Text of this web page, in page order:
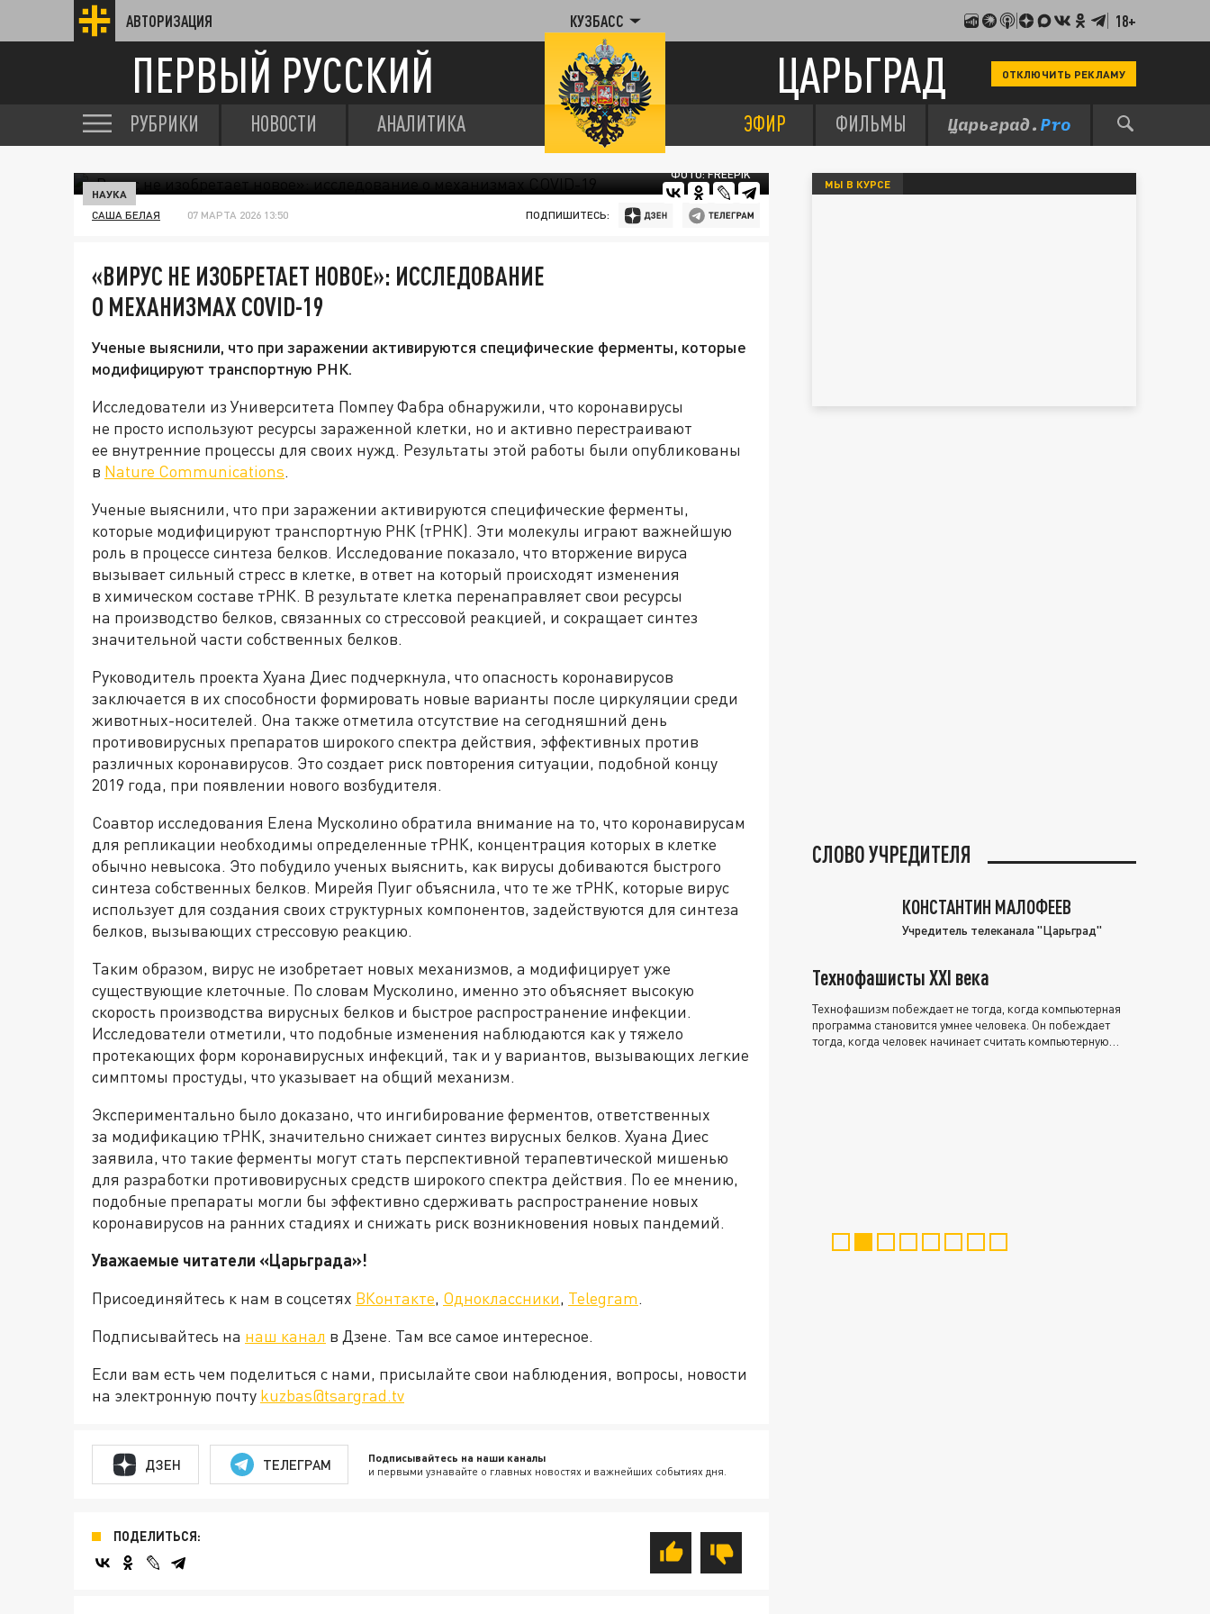
АВТОРИЗАЦИЯ КУЗБАСС 18+
ПЕРВЫЙ РУССКИЙ ЦАРЬГРАД ОТКЛЮЧИТЬ РЕКЛАМУ
РУБРИКИ НОВОСТИ АНАЛИТИКА ЭФИР ФИЛЬМЫ
ФОТО: FREEPIK
НАУКА
САША БЕЛАЯ 07 МАРТА 2026 13:50 ПОДПИШИТЕСЬ:
«ВИРУС НЕ ИЗОБРЕТАЕТ НОВОЕ»: ИССЛЕДОВАНИЕ
О МЕХАНИЗМАХ COVID-19
Ученые выяснили, что при заражении активируются специфические ферменты, которые
модифицируют транспортную РНК.
Исследователи из Университета Помпеу Фабра обнаружили, что коронавирусы
не просто используют ресурсы зараженной клетки, но и активно перестраивают
ее внутренние процессы для своих нужд. Результаты этой работы были опубликованы
в Nature Communications.
Ученые выяснили, что при заражении активируются специфические ферменты,
которые модифицируют транспортную РНК (тРНК). Эти молекулы играют важнейшую
роль в процессе синтеза белков. Исследование показало, что вторжение вируса
вызывает сильный стресс в клетке, в ответ на который происходят изменения
в химическом составе тРНК. В результате клетка перенаправляет свои ресурсы
на производство белков, связанных со стрессовой реакцией, и сокращает синтез
значительной части собственных белков.
Руководитель проекта Хуана Диес подчеркнула, что опасность коронавирусов
заключается в их способности формировать новые варианты после циркуляции среди
животных-носителей. Она также отметила отсутствие на сегодняшний день
противовирусных препаратов широкого спектра действия, эффективных против
различных коронавирусов. Это создает риск повторения ситуации, подобной концу
2019 года, при появлении нового возбудителя.
Соавтор исследования Елена Мусколино обратила внимание на то, что коронавирусам
для репликации необходимы определенные тРНК, концентрация которых в клетке
обычно невысока. Это побудило ученых выяснить, как вирусы добиваются быстрого
синтеза собственных белков. Мирейя Пуиг объяснила, что те же тРНК, которые вирус
использует для создания своих структурных компонентов, задействуются для синтеза
белков, вызывающих стрессовую реакцию.
Таким образом, вирус не изобретает новых механизмов, а модифицирует уже
существующие клеточные. По словам Мусколино, именно это объясняет высокую
скорость производства вирусных белков и быстрое распространение инфекции.
Исследователи отметили, что подобные изменения наблюдаются как у тяжело
протекающих форм коронавирусных инфекций, так и у вариантов, вызывающих легкие
симптомы простуды, что указывает на общий механизм.
Экспериментально было доказано, что ингибирование ферментов, ответственных
за модификацию тРНК, значительно снижает синтез вирусных белков. Хуана Диес
заявила, что такие ферменты могут стать перспективной терапевтической мишенью
для разработки противовирусных средств широкого спектра действия. По ее мнению,
подобные препараты могли бы эффективно сдерживать распространение новых
коронавирусов на ранних стадиях и снижать риск возникновения новых пандемий.
Уважаемые читатели «Царьграда»!
Присоединяйтесь к нам в соцсетях ВКонтакте, Одноклассники, Telegram.
Подписывайтесь на наш канал в Дзене. Там все самое интересное.
Если вам есть чем поделиться с нами, присылайте свои наблюдения, вопросы, новости
на электронную почту kuzbas@tsargrad.tv
ДЗЕН ТЕЛЕГРАМ Подписывайтесь на наши каналы
и первыми узнавайте о главных новостях и важнейших событиях дня.
ПОДЕЛИТЬСЯ:
МЫ В КУРСЕ
СЛОВО УЧРЕДИТЕЛЯ
КОНСТАНТИН МАЛОФЕЕВ
Учредитель телеканала "Царьград"
Технофашисты XXI века
Технофашизм побеждает не тогда, когда компьютерная
программа становится умнее человека. Он побеждает
тогда, когда человек начинает считать компьютерную